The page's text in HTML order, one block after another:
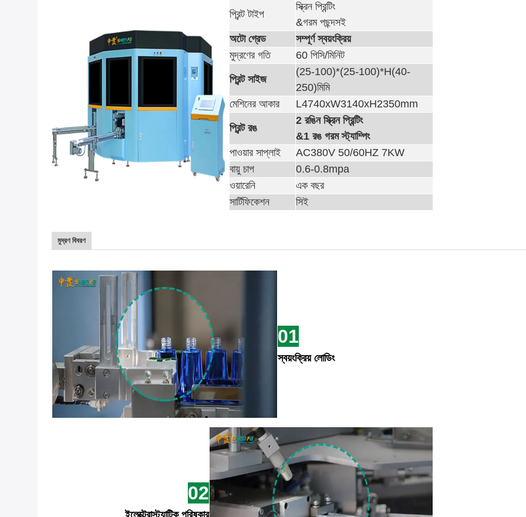
প্রিন্ট টাইপ
স্ক্রিন প্রিন্টিং
&গরম পছন্দসই
অটো গ্রেড
সম্পূর্ণ স্বয়ংক্রিয়
মুদ্রণের গতি
60 পিসি/মিনিট
প্রিন্ট সাইজ
(25-100)*(25-100)*H(40-
250)মিমি
মেশিনের আকার
L4740xW3140xH2350mm
প্রিন্ট রঙ
2 রঙিন স্ক্রিন প্রিন্টিং
&1 রঙ গরম স্ট্যাম্পিং
পাওয়ার সাপ্লাই
AC380V 50/60HZ 7KW
বায়ু চাপ
0.6-0.8mpa
ওয়ারেনি
এক বছর
সার্টিফিকেশন
সিই
মুদ্রণ বিবরণ
01
স্বয়ংক্রিয় লোডিং
02
ইলেক্ট্রোস্ট্যাটিক পরিষ্কার